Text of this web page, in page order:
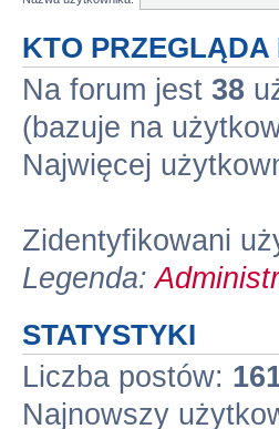
KTO PRZEGLĄDA
Na forum jest 38
(bazuje na
Najwięcej
Zidentyfikowani
Legenda:
STATYSTYKI
Liczba postów:
Najnowszy